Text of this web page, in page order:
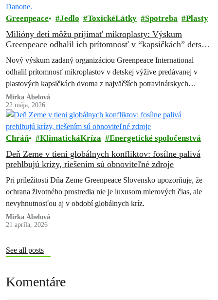
Greenpeace Jedlo ToxickéLátky Spotreba Plasty
Milióny detí môžu prijímať mikroplasty: Výskum
Greenpeace odhalil ich prítomnosť v “kapsičkách” detskej
výživy Nestlé a Danone.
Nový výskum zadaný organizáciou Greenpeace International
odhalil prítomnosť mikroplastov v detskej výžive predávanej v
plastových kapsičkách dvoma z najväčších potravinárskych
spoločností na svete – Nestlé a Danone. Zistenia vyvolávajú
vážne…
Mirka Ábelová
22 mája, 2026
Chráň KlimatickáKríza Energetické spoločenstvá
Deň Zeme v tieni globálnych konfliktov: fosílne palivá
prehlbujú krízy, riešením sú obnoviteľné zdroje
Pri príležitosti Dňa Zeme Greenpeace Slovensko upozorňuje, že
ochrana životného prostredia nie je luxusom mierových čias, ale
nevyhnutnosťou aj v období globálnych kríz.
Mirka Ábelová
21 apríla, 2026
See all posts
Komentáre